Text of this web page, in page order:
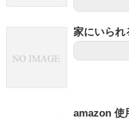
家にいられ
amazon 使